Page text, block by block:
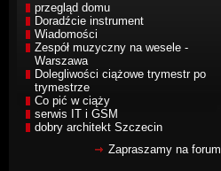
przegląd domu
Doradźcie instrument
Wiadomości
Zespół muzyczny na wesele -
Warszawa
Dolegliwości ciążowe trymestr po
trymestrze
Co pić w ciąży
serwis IT i GSM
dobry architekt Szczecin
Zapraszamy na forum